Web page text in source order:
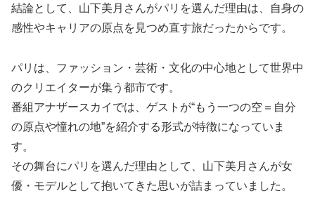
結論として、山下美月さんがパリを選んだ理由は、自身の
感性やキャリアの原点を見つめ直す旅だったからです。
パリは、ファッション・芸術・文化の中心地として世界中
のクリエイターが集う都市です。
番組アナザースカイでは、ゲストが“もう一つの空＝自分
の原点や憧れの地”を紹介する形式が特徴になっていま
す。
その舞台にパリを選んだ理由として、山下美月さんが女
優・モデルとして抱いてきた思いが詰まっていました。